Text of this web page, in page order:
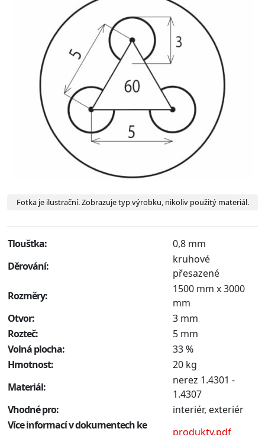
Fotka je ilustrační. Zobrazuje typ výrobku, nikoliv použitý materiál.
Tloušťka:
0,8 mm
Děrování:
kruhové
přesazené
Rozměry:
1500 mm x 3000
mm
Otvor:
3 mm
Rozteč:
5 mm
Volná plocha:
33 %
Hmotnost:
20 kg
Materiál:
nerez 1.4301 -
1.4307
Vhodné pro:
interiér, exteriér
Více informací v dokumentech ke
produkty.pdf